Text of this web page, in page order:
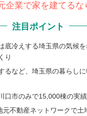
企業で家を建てるな
注目ポイント
底冷えする埼玉県の気候
り
るなど、埼玉県の暮らし
口市のみで15,000棟の実績
元不動産ネットワークで土